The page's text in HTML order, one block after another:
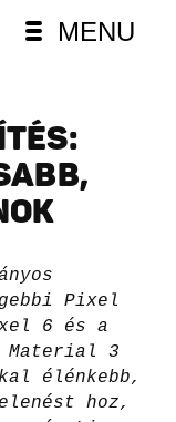
MENU
Pixel
6 és a
3
élénkebb,
hoz,